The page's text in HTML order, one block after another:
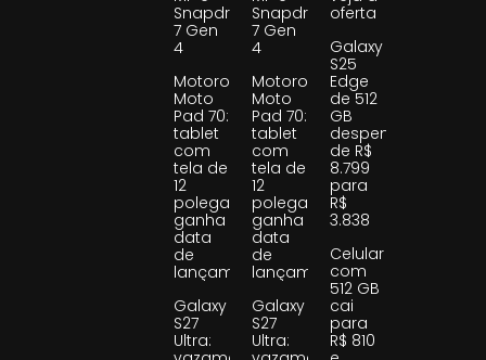
Snapdragon
7 Gen
4
Motorola
Moto
Pad 70:
tablet
com
tela de
12
polegadas
ganha
data
de
lançamento
Galaxy
S27
Ultra:
Snapdragon
7 Gen
4
Motorola
Moto
Pad 70:
tablet
com
tela de
12
polegadas
ganha
data
de
lançamento
Galaxy
S27
Ultra:
oferta
Galaxy
S25
Edge
de 512
GB
despenca
de R$
8.799
para
R$
3.838
Celular
com
512 GB
cai
para
R$ 810